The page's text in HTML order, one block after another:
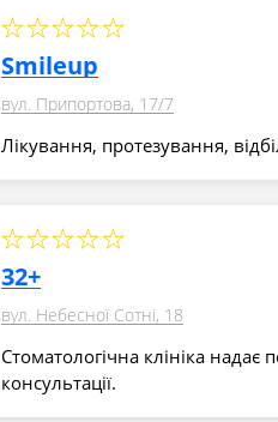
Smileup
вул. Припортова, 17/7
Лікування, протезування,
32+
вул. Небесної Сотні, 18
Стоматологічна клініка надає
консультації.